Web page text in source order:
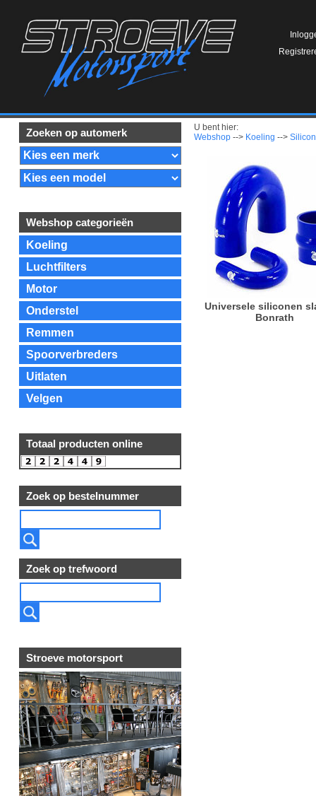
Zoeken op automerk
Webshop categorieën
Koeling
Luchtfilters
Motor
Onderstel
Remmen
Spoorverbreders
Uitlaten
Velgen
Totaal producten online
Zoek op bestelnummer
Zoek op trefwoord
Stroeve motorsport
U bent hier:
Webshop --> Koeling -->
Universele siliconen
Bonrath